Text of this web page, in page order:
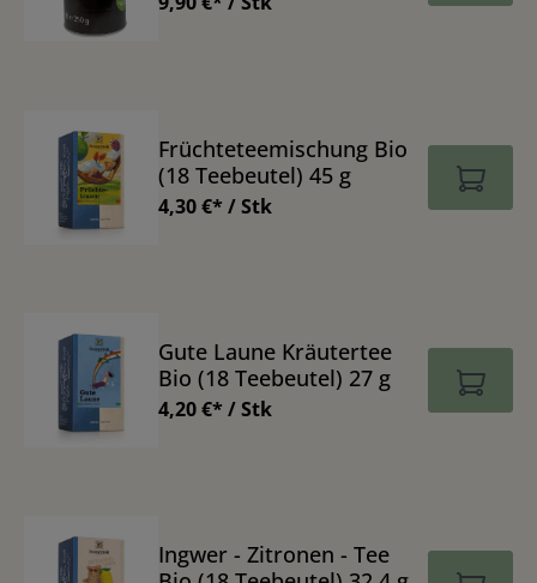
Früchteteemischung Bio
(18 Teebeutel) 45 g
4,30 €* / Stk
Gute Laune Kräutertee
Bio (18 Teebeutel) 27 g
4,20 €* / Stk
Ingwer - Zitronen - Tee